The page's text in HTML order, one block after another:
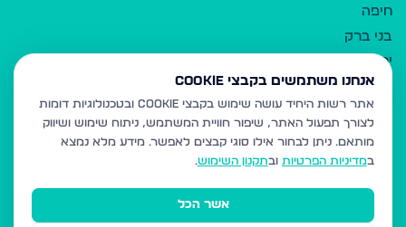
חיפה
בני ברק
ירושלים
אלעד
גבעת זאב
בית שמש
רכסים
מודיעין עילית
אנחנו משתמשים בקבצי Cookie
אתר רשות היחיד עושה שימוש בקבצי Cookie ובטכנולוגיות דומות
לצורך תפעול האתר, שיפור חוויית המשתמש, ניתוח שימוש ושיווק
מותאם. ניתן לבחור אילו סוגי קבצים לאפשר. מידע מלא נמצא
במדיניות הפרטיות ובתקנון השימוש.
אשר הכל